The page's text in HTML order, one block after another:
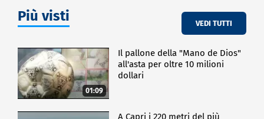
Più visti VEDI TUTTI
01:09
Il pallone della "Mano de Dios"
all'asta per oltre 10 milioni
dollari
A Capri i 220 metri del più